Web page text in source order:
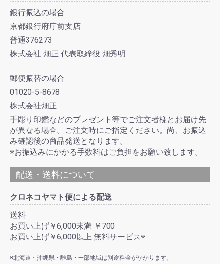
銀行振込の場合
京都銀行府庁前支店
普通376273
株式会社 畑正 代表取締役 畑秀明
郵便振替の場合
01020-5-8678
株式会社畑正
手彫り印鑑などのプレゼント等でご注文者様とお届け先
が異なる場合。ご注文時にご指定ください。尚、お振込
み確認後の商品発送となります。
※お振込みにかかる手数料はご負担をお願い致します。
配送・送料について
クロネコヤマト便による配送
送料
お買い上げ￥6,000未満 ￥700
お買い上げ￥6,000以上 無料サービス※
※北海道・沖縄県・離島・一部地域は別途料金がかかります。